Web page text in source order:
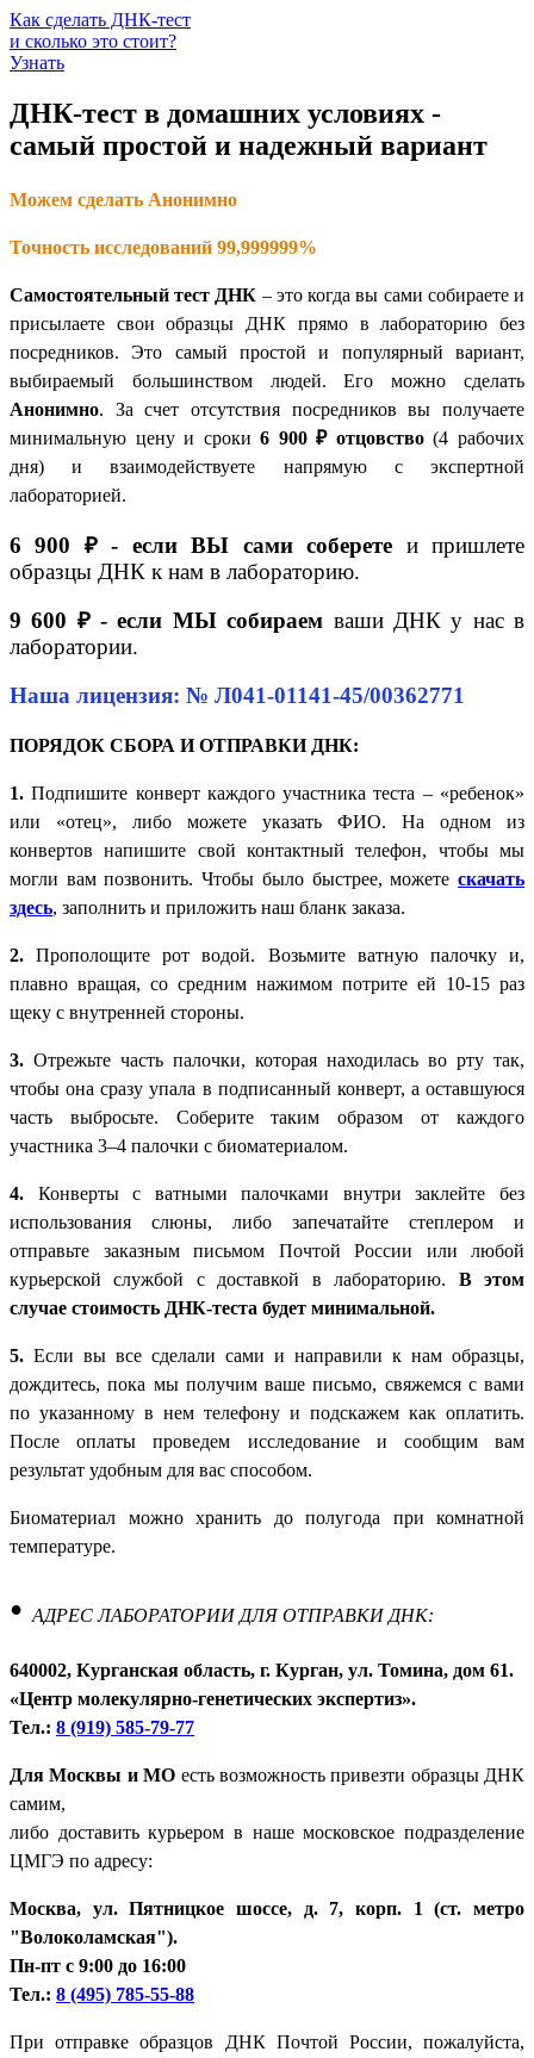
Как сделать ДНК-тест
и сколько это стоит?
Узнать
ДНК-тест в домашних условиях -
самый простой и надежный вариант
Можем сделать Анонимно
Точность исследований 99,999999%
Самостоятельный тест ДНК – это когда вы сами собираете и
присылаете свои образцы ДНК прямо в лабораторию без
посредников. Это самый простой и популярный вариант,
выбираемый большинством людей. Его можно сделать
Анонимно. За счет отсутствия посредников вы получаете
минимальную цену и сроки6 900 ₽ отцовство(4 рабочих
дня) и взаимодействуете напрямую с экспертной
лабораторией.
6 900 ₽ - если ВЫ сами соберете и пришлете
образцы ДНК к нам в лабораторию.
9 600 ₽ - если МЫ собираем ваши ДНК у нас в
лаборатории.
Наша лицензия: № Л041-01141-45/00362771
ПОРЯДОК СБОРА И ОТПРАВКИ ДНК:
1. Подпишите конверт каждого участника теста – «ребенок»
или «отец», либо можете указать ФИО. На одном из
конвертов напишите свой контактный телефон, чтобы мы
могли вам позвонить. Чтобы было быстрее, можете скачать
здесь, заполнить и приложить наш бланк заказа.
2. Прополощите рот водой. Возьмите ватную палочку и,
плавно вращая, со средним нажимом потрите ей 10-15 раз
щеку с внутренней стороны.
3. Отрежьте часть палочки, которая находилась во рту так,
чтобы она сразу упала в подписанный конверт, а оставшуюся
часть выбросьте. Соберите таким образом от каждого
участника 3–4 палочки с биоматериалом.
4. Конверты с ватными палочками внутри заклейте без
использования слюны, либо запечатайте степлером и
отправьте заказным письмом Почтой России или любой
курьерской службой с доставкой в лабораторию. В этом
случае стоимость ДНК-теста будет минимальной.
5. Если вы все сделали сами и направили к нам образцы,
дождитесь, пока мы получим ваше письмо, свяжемся с вами
по указанному в нем телефону и подскажем как оплатить.
После оплаты проведем исследование и сообщим вам
результат удобным для вас способом.
Биоматериал можно хранить до полугода при комнатной
температуре.
• АДРЕС ЛАБОРАТОРИИ ДЛЯ ОТПРАВКИ ДНК:
640002, Курганская область, г. Курган, ул. Томина, дом 61.
«Центр молекулярно-генетических экспертиз».
Тел.: 8 (919) 585-79-77
Для Москвы и МО есть возможность привезти образцы ДНК
самим,
либо доставить курьером в наше московское подразделение
ЦМГЭ по адресу:
Москва, ул. Пятницкое шоссе, д. 7, корп. 1 (ст. метро
"Волоколамская").
Пн-пт с 9:00 до 16:00
Тел.: 8 (495) 785-55-88
При отправке образцов ДНК Почтой России, пожалуйста,